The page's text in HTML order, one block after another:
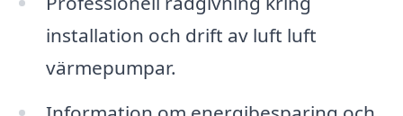
installation och drift av luft luft
värmepumpar.